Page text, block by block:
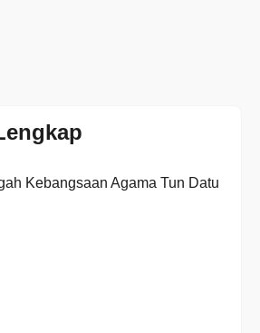
Kebangsaan Agama Tun Datu